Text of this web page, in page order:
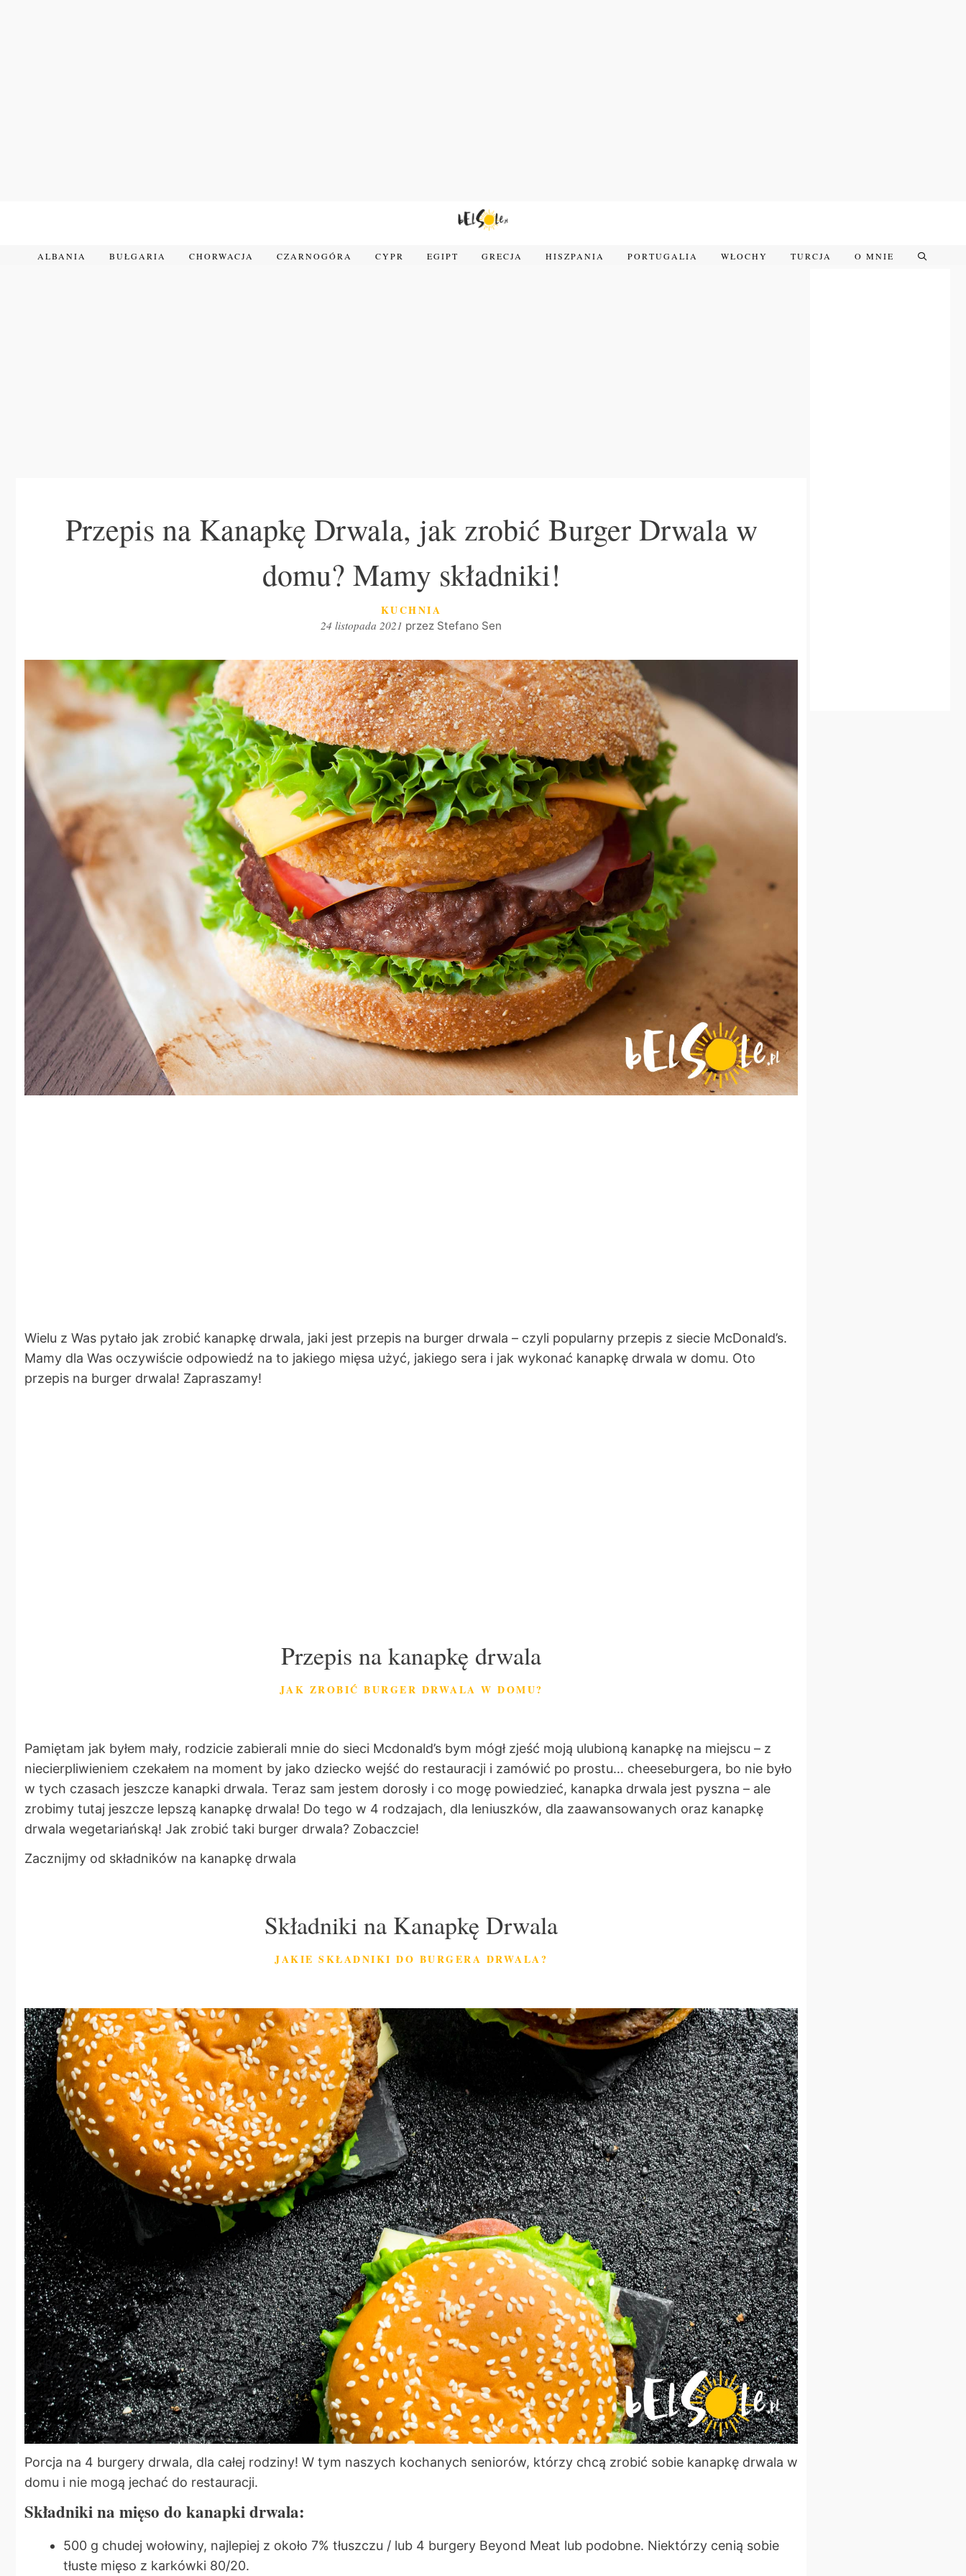
ALBANIA BUŁGARIA CHORWACJA CZARNOGÓRA CYPR EGIPT GRECJA HISZPANIA PORTUGALIA WŁOCHY TURCJA O MNIE
Przepis na Kanapkę Drwala, jak zrobić Burger Drwala w
domu? Mamy składniki!
KATEGORIE
KUCHNIA
24 listopada 2021 przez Stefano Sen
Wielu z Was pytało jak zrobić kanapkę drwala, jaki jest przepis na burger drwala – czyli popularny przepis z siecie McDonald’s.
Mamy dla Was oczywiście odpowiedź na to jakiego mięsa użyć, jakiego sera i jak wykonać kanapkę drwala w domu. Oto
przepis na burger drwala! Zapraszamy!
Przepis na kanapkę drwala
JAK ZROBIĆ BURGER DRWALA W DOMU?
Pamiętam jak byłem mały, rodzicie zabierali mnie do sieci Mcdonald’s bym mógł zjeść moją ulubioną kanapkę na miejscu – z
niecierpliwieniem czekałem na moment by jako dziecko wejść do restauracji i zamówić po prostu… cheeseburgera, bo nie było
w tych czasach jeszcze kanapki drwala. Teraz sam jestem dorosły i co mogę powiedzieć, kanapka drwala jest pyszna – ale
zrobimy tutaj jeszcze lepszą kanapkę drwala! Do tego w 4 rodzajach, dla leniuszków, dla zaawansowanych oraz kanapkę
drwala wegetariańską! Jak zrobić taki burger drwala? Zobaczcie!
Zacznijmy od składników na kanapkę drwala
Składniki na Kanapkę Drwala
JAKIE SKŁADNIKI DO BURGERA DRWALA?
Porcja na 4 burgery drwala, dla całej rodziny! W tym naszych kochanych seniorów, którzy chcą zrobić sobie kanapkę drwala w
domu i nie mogą jechać do restauracji.
Składniki na mięso do kanapki drwala:
500 g chudej wołowiny, najlepiej z około 7% tłuszczu / lub 4 burgery Beyond Meat lub podobne. Niektórzy cenią sobie
tłuste mięso z karkówki 80/20.